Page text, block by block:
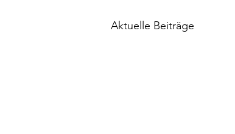
Aktuelle Beiträge